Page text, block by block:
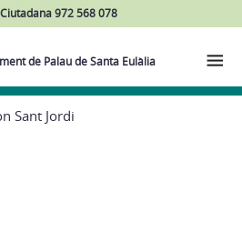
972 568 078
de Palau de Santa Eulàlia
Sant Jordi